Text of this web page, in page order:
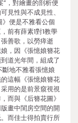
，對繪畫的剖析便
見性與不成見性、
便是不雅看公個
前有薛素1對1教學
善歌，以勞瘁逝
，因《張憶娘簪花
道光年間，組成了
地不雅看張憶娘
這幅《張憶娘簪花
用的是前景窺視視
而與《后簪花圖》
畫中閨房空間的開
而佳士得拍賣行所